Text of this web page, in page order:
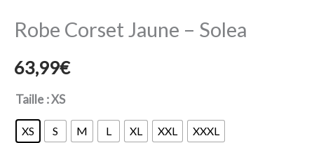
Robe Corset Jaune – Solea
63,99€
Taille : XS
XS S M L XL XXL XXXL